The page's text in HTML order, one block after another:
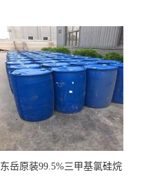
东岳原装99.5%三甲基氯硅烷